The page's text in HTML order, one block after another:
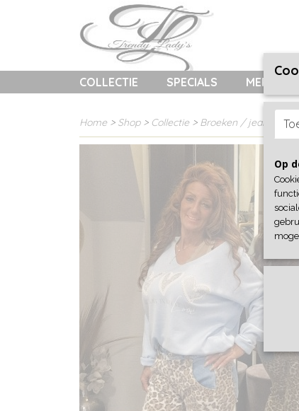
COLLECTIE SPECIALS MERKEN
Home > Shop> Collectie > Broeken / jeans >
Op